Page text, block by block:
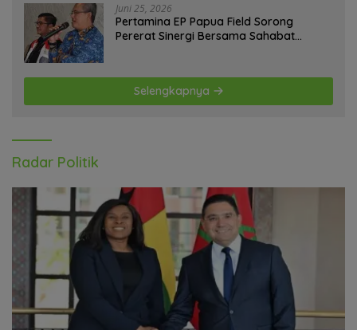
Juni 25, 2026
Pertamina EP Papua Field Sorong
Pererat Sinergi Bersama Sahabat
Selengkapnya
Radar Politik